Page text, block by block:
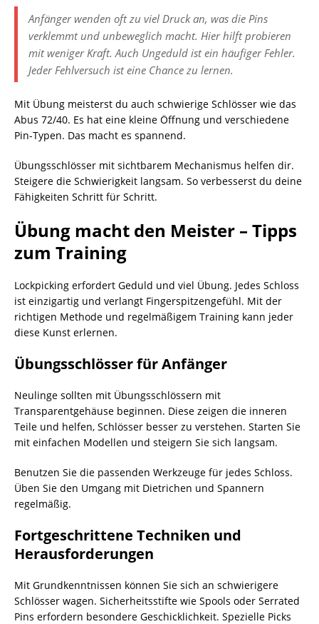
Anfänger wenden oft zu viel Druck an, was die Pins
verklemmt und unbeweglich macht. Hier hilft probieren
mit weniger Kraft. Auch Ungeduld ist ein häufiger Fehler.
Jeder Fehlversuch ist eine Chance zu lernen.
Mit Übung meisterst du auch schwierige Schlösser wie das
Abus 72/40. Es hat eine kleine Öffnung und verschiedene
Pin-Typen. Das macht es spannend.
Übungsschlösser mit sichtbarem Mechanismus helfen dir.
Steigere die Schwierigkeit langsam. So verbesserst du deine
Fähigkeiten Schritt für Schritt.
Übung macht den Meister – Tipps
zum Training
Lockpicking erfordert Geduld und viel Übung. Jedes Schloss
ist einzigartig und verlangt Fingerspitzengefühl. Mit der
richtigen Methode und regelmäßigem Training kann jeder
diese Kunst erlernen.
Übungsschlösser für Anfänger
Neulinge sollten mit Übungsschlössern mit
Transparentgehäuse beginnen. Diese zeigen die inneren
Teile und helfen, Schlösser besser zu verstehen. Starten Sie
mit einfachen Modellen und steigern Sie sich langsam.
Benutzen Sie die passenden Werkzeuge für jedes Schloss.
Üben Sie den Umgang mit Dietrichen und Spannern
regelmäßig.
Fortgeschrittene Techniken und
Herausforderungen
Mit Grundkenntnissen können Sie sich an schwierigere
Schlösser wagen. Sicherheitsstifte wie Spools oder Serrated
Pins erfordern besondere Geschicklichkeit. Spezielle Picks